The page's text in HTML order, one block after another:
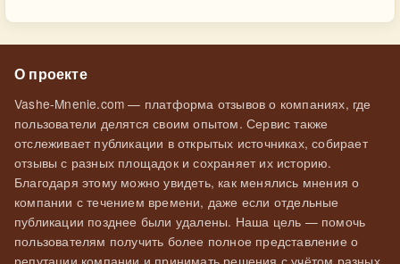
О проекте
Vashe-Mnenie.com — платформа отзывов о компаниях, где
пользователи делятся своим опытом. Сервис также
отслеживает публикации в открытых источниках, собирает
отзывы с разных площадок и сохраняет их историю.
Благодаря этому можно увидеть, как менялись мнения о
компании с течением времени, даже если отдельные
публикации позднее были удалены. Наша цель — помочь
пользователям получить более полное представление о
репутации компании и принимать решения с учётом разных